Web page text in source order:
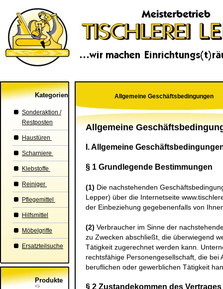
Kategorien
Sonderaktion /
Restposten
Haustüren
Scharniere
Klebstoffe
Reiniger
Pflegemittel
Hilfsmittel
Möbelgriffe
Ersatzteilsuche
Produkte
Allgemeine Geschäftsbedingungen
Allgemeine
I. Allgemeine
§ 1 Grundlegende Bestimmungen
(1) Die nachstehenden
Lepper) über die Internetseite
der Einbeziehung gegebenenfalls von
(2) Verbraucher im Sinne der
zu Zwecken abschließt, die überwiegend
Tätigkeit zugerechnet werden kann.
rechtsfähige Personengesellschaft, die
beruflichen oder gewerblichen Tätigkeit
§ 2 Zustandekommen des Vertrages